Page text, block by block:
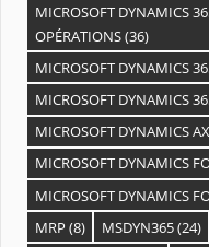
MICROSOFT DYNAMICS
OPÉRATIONS(36)
MICROSOFT DYNAMICS
MICROSOFT DYNAMICS
MICROSOFT DYNAMICS AX
MICROSOFT DYNAMICS
MICROSOFT DYNAMICS
MRP (8) MSDYN365(24)